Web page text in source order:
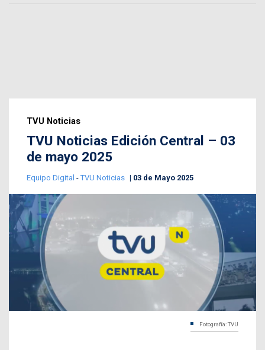
TVU Noticias
TVU Noticias Edición Central – 03
de mayo 2025
Equipo Digital -TVU Noticias 03 de Mayo 2025
Fotografía: TVU